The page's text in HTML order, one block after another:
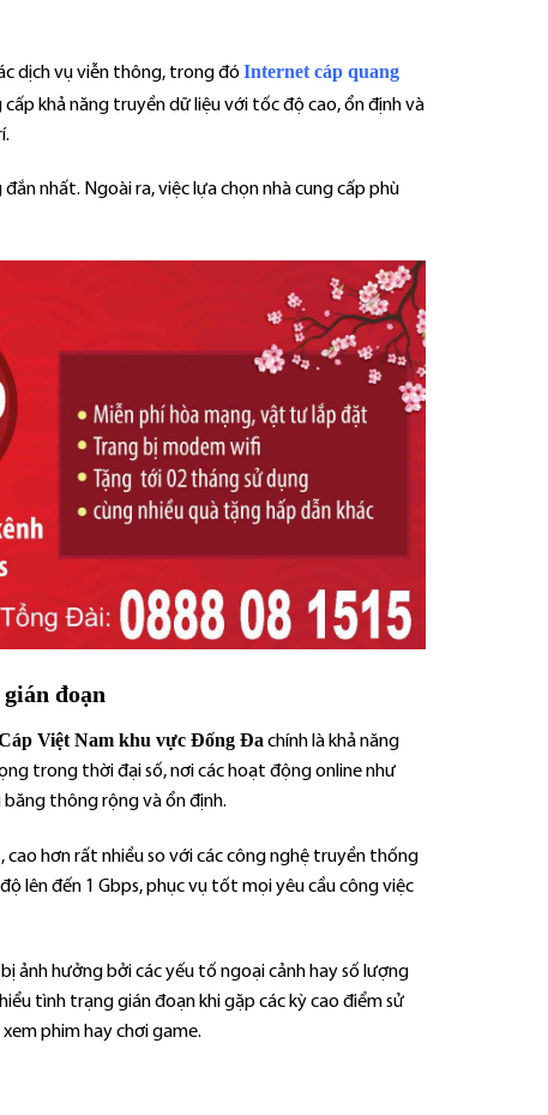
dịch vụ viễn thông, trong đó Internet cáp quang
khả năng truyền dữ liệu với tốc độ cao, ổn định và
nhất. Ngoài ra, việc lựa chọn nhà cung cấp phù
đoạn
Việt Nam khu vực Đống Đa chính là khả năng
trong thời đại số, nơi các hoạt động online như
thông rộng và ổn định.
cao hơn rất nhiều so với các công nghệ truyền thống
lên đến 1 Gbps, phục vụ tốt mọi yêu cầu công việc
ảnh hưởng bởi các yếu tố ngoại cảnh hay số lượng
tình trạng gián đoạn khi gặp các kỳ cao điểm sử
phim hay chơi game.